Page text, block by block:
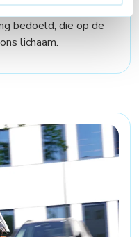
werkhouding.
bedoeld, die op de
lichaam.